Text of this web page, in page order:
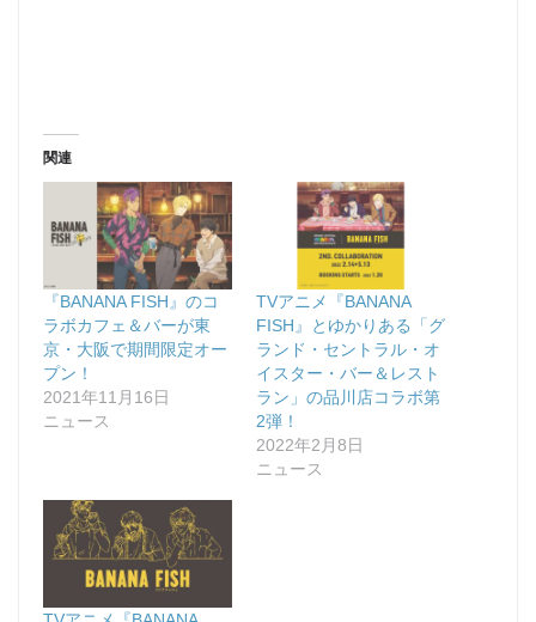
関連
『BANANA FISH』のコ
ラボカフェ＆バーが東
京・大阪で期間限定オー
プン！
2021年11月16日
ニュース
TVアニメ『BANANA
FISH』とゆかりある「グ
ランド・セントラル・オ
イスター・バー＆レスト
ラン」の品川店コラボ第
2弾！
2022年2月8日
ニュース